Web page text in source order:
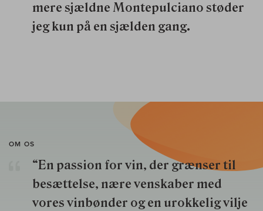
mere sjældne Montepulciano støder
jeg kun på en sjælden gang.
OM OS
“En passion for vin, der grænser til
besættelse, nære venskaber med
vores vinbønder og en urokkelig vilje